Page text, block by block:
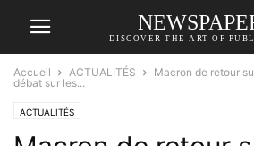
DISCOVER THE ART OF
Accueil ACTUALITÉS
Macron de retour
débat sur les...
ACTUALITÉS